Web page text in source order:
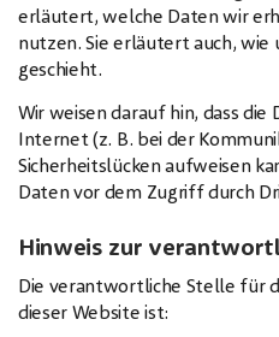
erläutert, welche Daten wir
nutzen. Sie erläutert auch, wie
geschieht.
Wir weisen darauf hin, dass
Internet (z. B. bei der
Sicherheitslücken aufweisen
Daten vor dem Zugriff durch
Hinweis zur
Die verantwortliche Stelle für
dieser Website ist: